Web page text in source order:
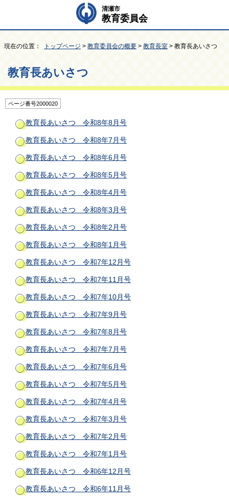
清瀬市
教育委員会
現在の位置： トップページ > 教育委員会の概要 > 教育長室 > 教育長あいさつ
教育長あいさつ
ページ番号2000020
教育長あいさつ 令和8年8月号
教育長あいさつ 令和8年7月号
教育長あいさつ 令和8年6月号
教育長あいさつ 令和8年5月号
教育長あいさつ 令和8年4月号
教育長あいさつ 令和8年3月号
教育長あいさつ 令和8年2月号
教育長あいさつ 令和8年1月号
教育長あいさつ 令和7年12月号
教育長あいさつ 令和7年11月号
教育長あいさつ 令和7年10月号
教育長あいさつ 令和7年9月号
教育長あいさつ 令和7年8月号
教育長あいさつ 令和7年7月号
教育長あいさつ 令和7年6月号
教育長あいさつ 令和7年5月号
教育長あいさつ 令和7年4月号
教育長あいさつ 令和7年3月号
教育長あいさつ 令和7年2月号
教育長あいさつ 令和7年1月号
教育長あいさつ 令和6年12月号
教育長あいさつ 令和6年11月号